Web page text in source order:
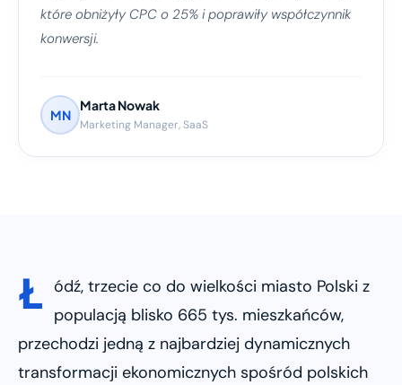
które obniżyły CPC o 25% i poprawiły współczynnik
konwersji.
MN
Marta Nowak
Marketing Manager, SaaS
Ł ódź, trzecie co do wielkości miasto Polski z
populacją blisko 665 tys. mieszkańców,
przechodzi jedną z najbardziej dynamicznych
transformacji ekonomicznych spośród polskich